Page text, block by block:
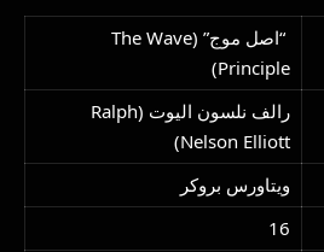
“اصل موج” (The Wave
Principle)
رالف نلسون الیوت (Ralph
Nelson Elliott)
ویتاورس بروکر
16